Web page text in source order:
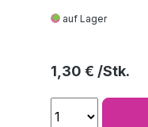
auf Lager
Regulärer Preis:
1,30 €